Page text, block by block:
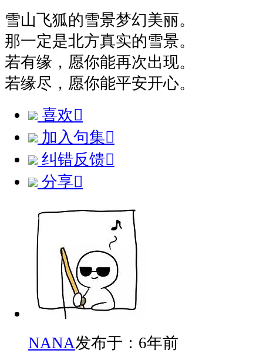
雪山飞狐的雪景梦幻美丽。
那一定是北方真实的雪景。
若有缘，愿你能再次出现。
若缘尽，愿你能平安开心。
喜欢
加入句集
纠错反馈
分享
NANA发布于：6年前